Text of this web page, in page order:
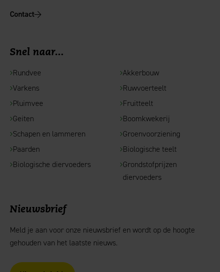
Contact
Snel naar...
Rundvee
Varkens
Pluimvee
Geiten
Schapen en lammeren
Paarden
Biologische diervoeders
Akkerbouw
Ruwvoerteelt
Fruitteelt
Boomkwekerij
Groenvoorziening
Biologische teelt
Grondstofprijzen
diervoeders
Nieuwsbrief
Meld je aan voor onze nieuwsbrief en wordt op de hoogte
gehouden van het laatste nieuws.